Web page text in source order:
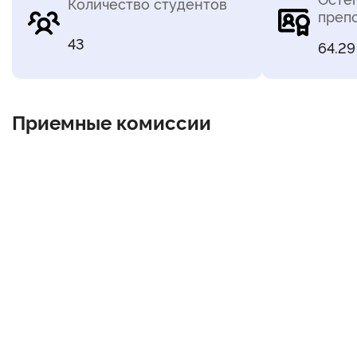
43
64.29
Приемные комиссии